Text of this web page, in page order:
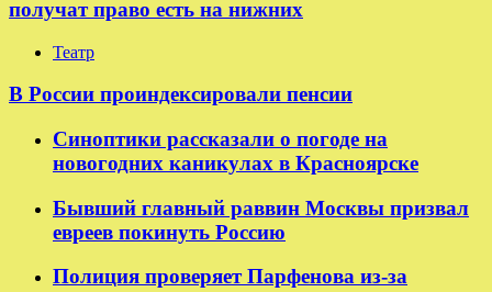
получат право есть на нижних
Театр
В России проиндексировали пенсии
Синоптики рассказали о погоде на
новогодних каникулах в Красноярске
Бывший главный раввин Москвы призвал
евреев покинуть Россию
Полиция проверяет Парфенова из-за